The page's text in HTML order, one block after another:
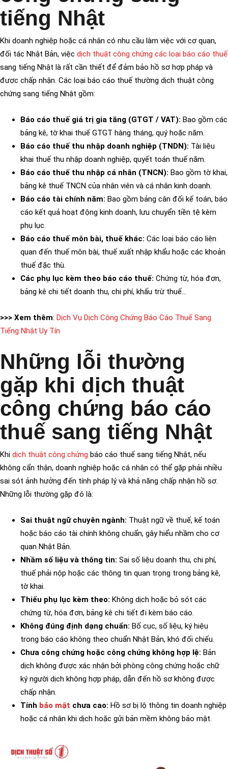
tiếng Nhật
Khi doanh nghiệp hoặc cá nhân có nhu cầu làm việc với cơ quan,
đối tác Nhật Bản, việc dịch thuật công chứng các loại báo cáo thuế
sang tiếng Nhật là rất cần thiết để đảm bảo hồ sơ hợp pháp và
được chấp nhận. Các loại báo cáo thuế thường dịch thuật công
chứng sang tiếng Nhật gồm:
Báo cáo thuế giá trị gia tăng (GTGT / VAT): Bao gồm các
bảng kê, tờ khai thuế GTGT hàng tháng, quý hoặc năm.
Báo cáo thuế thu nhập doanh nghiệp (TNDN): Tài liệu
khai thuế thu nhập doanh nghiệp, quyết toán thuế năm.
Báo cáo thuế thu nhập cá nhân (TNCN): Bao gồm tờ khai,
bảng kê thuế TNCN của nhân viên và cá nhân kinh doanh.
Báo cáo tài chính năm: Bao gồm bảng cân đối kế toán, báo
cáo kết quả hoạt động kinh doanh, lưu chuyển tiền tệ kèm
phụ lục.
Báo cáo thuế môn bài, thuế khác: Các loại báo cáo liên
quan đến thuế môn bài, thuế xuất nhập khẩu hoặc các khoản
thuế đặc thù.
Các phụ lục kèm theo báo cáo thuế: Chứng từ, hóa đơn,
bảng kê chi tiết doanh thu, chi phí, khấu trừ thuế…
>>> Xem thêm: Dịch Vụ Dịch Công Chứng Báo Cáo Thuế Sang
Tiếng Nhật Uy Tín
Những lỗi thường
gặp khi dịch thuật
công chứng báo cáo
thuế sang tiếng Nhật
Khi dịch thuật công chứng báo cáo thuế sang tiếng Nhật, nếu
không cẩn thận, doanh nghiệp hoặc cá nhân có thể gặp phải nhiều
sai sót ảnh hưởng đến tính pháp lý và khả năng chấp nhận hồ sơ.
Những lỗi thường gặp đó là:
Sai thuật ngữ chuyên ngành: Thuật ngữ về thuế, kế toán
hoặc báo cáo tài chính không chuẩn, gây hiểu nhầm cho cơ
quan Nhật Bản.
Nhầm số liệu và thông tin: Sai số liệu doanh thu, chi phí,
thuế phải nộp hoặc các thông tin quan trọng trong bảng kê,
tờ khai.
Thiếu phụ lục kèm theo: Không dịch hoặc bỏ sót các
chứng từ, hóa đơn, bảng kê chi tiết đi kèm báo cáo.
Không đúng định dạng chuẩn: Bố cục, số liệu, ký hiệu
trong báo cáo không theo chuẩn Nhật Bản, khó đối chiếu.
Chưa công chứng hoặc công chứng không hợp lệ: Bản
dịch không được xác nhận bởi phòng công chứng hoặc chữ
ký người dịch không hợp pháp, dẫn đến hồ sơ không được
chấp nhận.
Tính bảo mật chưa cao: Hồ sơ bị lộ thông tin doanh nghiệp
hoặc cá nhân khi dịch hoặc gửi bản mềm không bảo mật.